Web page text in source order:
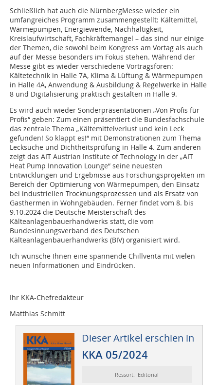
Schließlich hat auch die NürnbergMesse wieder ein
umfangreiches Programm zusammengestellt: Kältemittel,
Wärmepumpen, Energiewende, Nachhaltigkeit,
Kreislaufwirtschaft, Fachkräftemangel – das sind nur einige
der Themen, die sowohl beim Kongress am Vortag als auch
auf der Messe besonders im Fokus stehen. Während der
Messe gibt es wieder verschiedene Vortragsforen:
Kältetechnik in Halle 7A, Klima & Lüftung & Wärmepumpen
in Halle 4A, Anwendung & Ausbildung & Regelwerke in Halle
8 und Digitalisierung praktisch gestalten in Halle 9.
Es wird auch wieder Sonderpräsentationen „Von Profis für
Profis“ geben: Zum einen präsentiert die Bundesfachschule
das zentrale Thema „Kältemittelverlust und kein Leck
gefunden! So klappt es!“ mit Demonstrationen zum Thema
Lecksuche und Dichtheitsprüfung in Halle 4. Zum anderen
zeigt das AIT Austrian Institute of Technology in der „AIT
Heat Pump Innovation Lounge“ seine neuesten
Entwicklungen und Ergebnisse aus Forschungsprojekten im
Bereich der Optimierung von Wärmepumpen, den Einsatz
bei industriellen Trocknungsprozessen und als Ersatz von
Gasthermen in Wohngebäuden. Ferner findet vom 8. bis
9.10.2024 die Deutsche Meisterschaft des
Kälteanlagenbauerhandwerks statt, die vom
Bundesinnungsverband des Deutschen
Kälteanlagenbauerhandwerks (BIV) organisiert wird.
Ich wünsche Ihnen eine spannende Chillventa mit vielen
neuen Informationen und Eindrücken.
Ihr KKA-Chefredakteur
Matthias Schmitt
Dieser Artikel erschien in
KKA 05/2024
Ressort: Editorial